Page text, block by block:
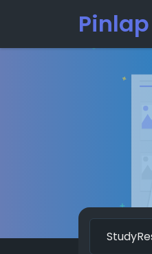
Pinlap